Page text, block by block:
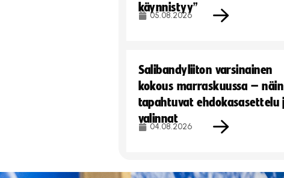
käynnistyy”
05.08.2026
Salibandyliiton varsinainen
kokous marraskuussa – näin
tapahtuvat ehdokasasettelu
valinnat
04.08.2026